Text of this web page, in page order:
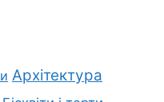
Архітектура